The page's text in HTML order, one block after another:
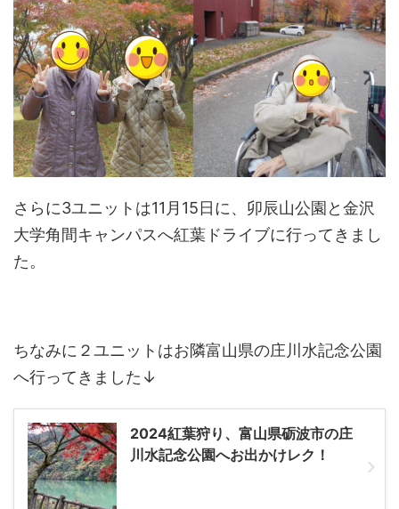
さらに3ユニットは11月15日に、卯辰山公園と金沢
大学角間キャンパスへ紅葉ドライブに行ってきまし
た。
ちなみに２ユニットはお隣富山県の庄川水記念公園
へ行ってきました↓
2024紅葉狩り、富山県砺波市の庄
川水記念公園へお出かけレク！